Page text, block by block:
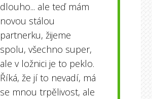
dlouho... ale teď mám
novou stálou
partnerku, žijeme
spolu, všechno super,
ale v ložnici je to peklo.
Říká, že jí to nevadí, má
se mnou trpělivost, ale